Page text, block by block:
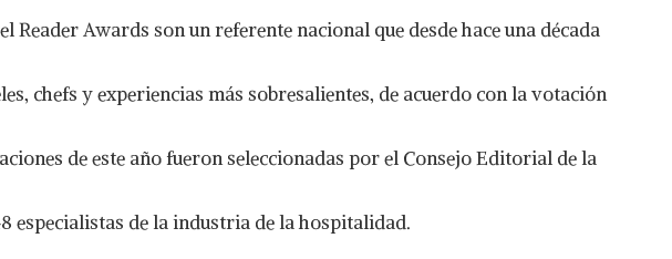
Reader Awards son un referente nacional que desde hace una década
chefs y experiencias más sobresalientes, de acuerdo con la votación
de este año fueron seleccionadas por el Consejo Editorial de la
especialistas de la industria de la hospitalidad.